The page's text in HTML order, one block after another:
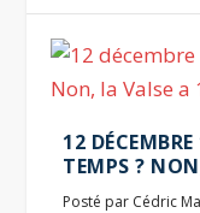
12
TEMPS ?
Posté par Cédric